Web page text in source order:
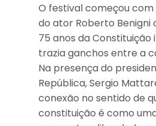
O festival começou
do ator Roberto Benigni
75 anos da Constituição
trazia ganchos entre a
Na presença do
República, Sergio
conexão no sentido de
constituição é como